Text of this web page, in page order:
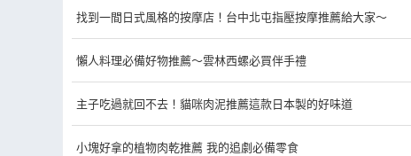
找到一間日式風格的按摩店！台中北屯指壓按摩推薦給大家～
懶人料理必備好物推薦～雲林西螺必買伴手禮
主子吃過就回不去！貓咪肉泥推薦這款日本製的好味道
小塊好拿的植物肉乾推薦 我的追劇必備零食